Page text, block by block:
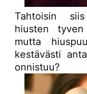
Tahtoisin
hiusten tyven
mutta
kestävästi
onnistuu?